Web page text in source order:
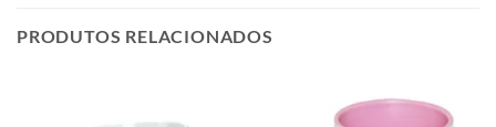
PRODUTOS RELACIONADOS